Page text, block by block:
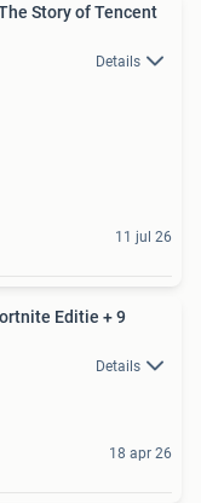
Story of Tencent
Details
11 jul 26
Editie + 9
Details
18 apr 26